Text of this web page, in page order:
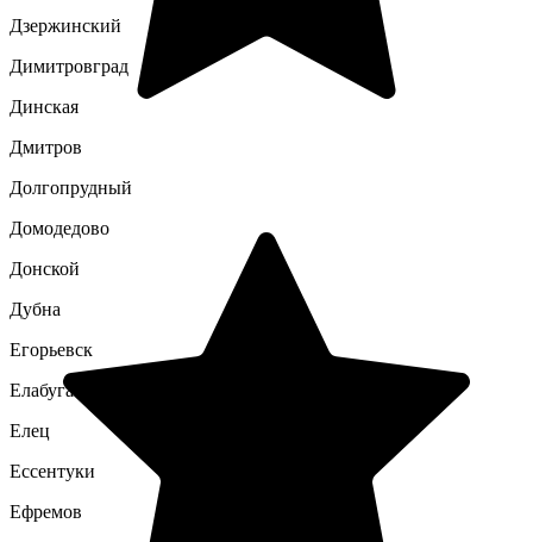
Дзержинский
Димитровград
Динская
Дмитров
Долгопрудный
Домодедово
Донской
Дубна
Егорьевск
Елабуга
Елец
Ессентуки
Ефремов